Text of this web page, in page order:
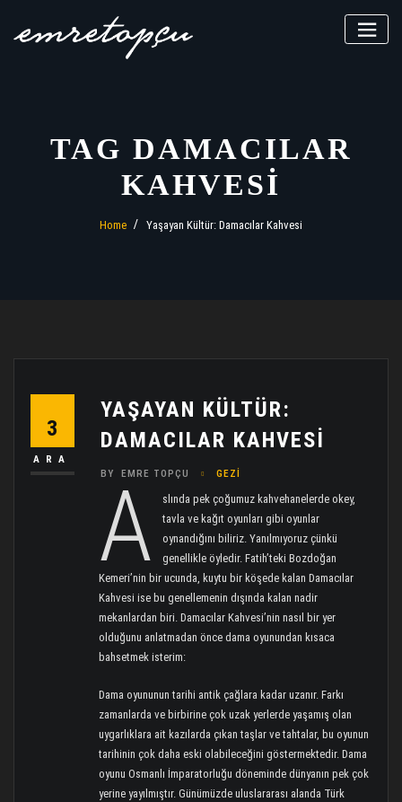
TAG DAMACILAR
KAHVESI
Home Yaşayan Kültür: Damacılar Kahvesi
3
ARA
YAŞAYAN KÜLTÜR:
DAMACILAR KAHVESI
BY EMRE TOPÇU GEZI
A
slında pek çoğumuz kahvehanelerde okey,
tavla ve kağıt oyunları gibi oyunlar
oynandığını biliriz. Yanılmıyoruz çünkü
genellikle öyledir. Fatih’teki Bozdoğan
Kemeri’nin bir ucunda, kuytu bir köşede kalan Damacılar
Kahvesi ise bu genellemenin dışında kalan nadir
mekanlardan biri. Damacılar Kahvesi’nin nasıl bir yer
olduğunu anlatmadan önce dama oyunundan kısaca
bahsetmek isterim:
Dama oyununun tarihi antik çağlara kadar uzanır. Farkı
zamanlarda ve birbirine çok uzak yerlerde yaşamış olan
uygarlıklara ait kazılarda çıkan taşlar ve tahtalar, bu oyunun
tarihinin çok daha eski olabileceğini göstermektedir. Dama
oyunu Osmanlı İmparatorluğu döneminde dünyanın pek çok
yerine yayılmıştır. Günümüzde uluslararası alanda Türk